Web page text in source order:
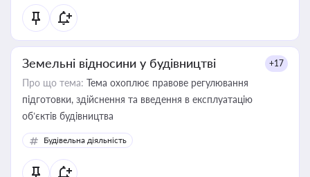
Земельні відносини у будівництві +17
Про що тема: Тема охоплює правове регулювання
підготовки, здійснення та введення в експлуатацію
об’єктів будівництва
Будівельна діяльність